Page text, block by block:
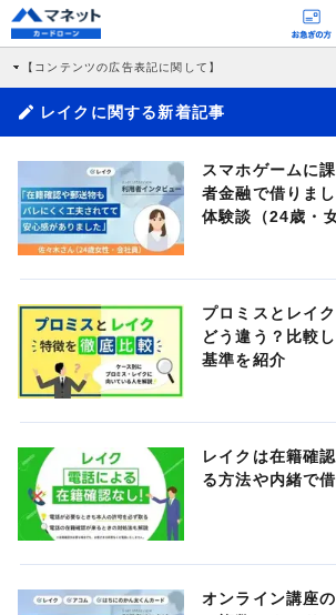
【コンテンツの広告表記に関して】
す。 これらの広告を経由して読者が企業ホームページを
社に対して企業から紹介報酬が支払われるという収益モ
商品を根拠なくPRするものではなく、当編集部の調査／
>提携企業一覧
レイクに関する新着記事
スマホゲームに
者金融で借りま
体験談（24歳・
プロミスとレイ
どう違う？比較
基準を紹介
レイクは在籍確
る方法や内緒で
オンライン講座